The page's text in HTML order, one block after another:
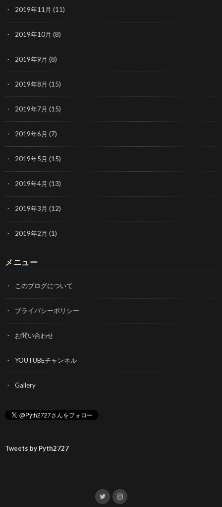
2019年11月 (11)
2019年10月 (8)
2019年9月 (8)
2019年8月 (15)
2019年7月 (15)
2019年6月 (7)
2019年5月 (15)
2019年4月 (13)
2019年3月 (12)
2019年2月 (1)
メニュー
このブログについて
プライバシーポリシー
お問い合わせ
YOUTUBEチャンネル
Gallery
Tweets by Pyth2727